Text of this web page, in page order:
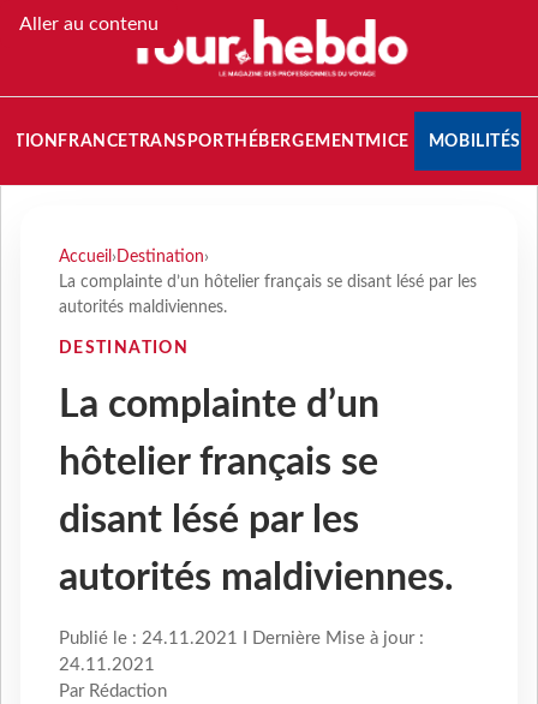
Aller au contenu
FRANCETRANSPORT HÉBERGEMENTMICE MOBILITÉS
Accueil › Destination›
La complainte d’un hôtelier français se disant lésé par les
autorités maldiviennes.
DESTINATION
La complainte d’un
hôtelier français se
disant lésé par les
autorités maldiviennes.
Publié le : 24.11.2021 I Dernière Mise à jour :
24.11.2021
Par Rédaction